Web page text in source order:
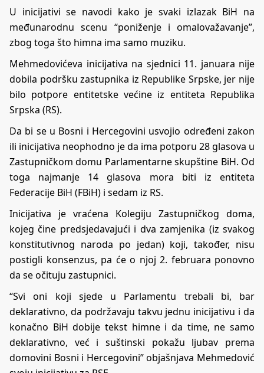
U inicijativi se navodi kako je svaki izlazak BiH na
međunarodnu scenu “poniženje i omalovažavanje”,
zbog toga što himna ima samo muziku.
Mehmedovićeva inicijativa na sjednici 11. januara nije
dobila podršku zastupnika iz Republike Srpske, jer nije
bilo potpore entitetske većine iz entiteta Republika
Srpska (RS).
Da bi se u Bosni i Hercegovini usvojio određeni zakon
ili inicijativa neophodno je da ima potporu 28 glasova u
Zastupničkom domu Parlamentarne skupštine BiH. Od
toga najmanje 14 glasova mora biti iz entiteta
Federacije BiH (FBiH) i sedam iz RS.
Inicijativa je vraćena Kolegiju Zastupničkog doma,
kojeg čine predsjedavajući i dva zamjenika (iz svakog
konstitutivnog naroda po jedan) koji, također, nisu
postigli konsenzus, pa će o njoj 2. februara ponovno
da se očituju zastupnici.
“Svi oni koji sjede u Parlamentu trebali bi, bar
deklarativno, da podržavaju takvu jednu inicijativu i da
konačno BiH dobije tekst himne i da time, ne samo
deklarativno, već i suštinski pokažu ljubav prema
domovini Bosni i Hercegovini” objašnjava Mehmedović